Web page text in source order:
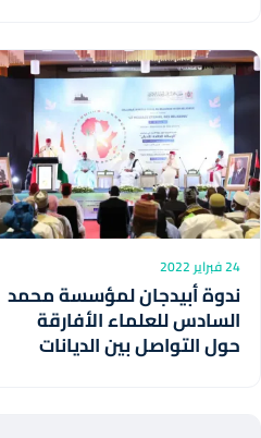
24 فبراير 2022
ندوة أبيدجان لمؤسسة محمد
السادس للعلماء الأفارقة
حول التواصل بين الديانات